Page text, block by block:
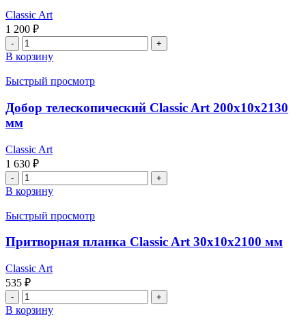
Classic Art
1 200 ₽
Количество
товара
Добор
телескопический
Classic
Art
150x10x2130
мм
В корзину
Быстрый просмотр
Добор телескопический Classic Art 200x10x2130
мм
Classic Art
1 630 ₽
Количество
товара
Добор
телескопический
Classic
Art
200x10x2130
мм
В корзину
Быстрый просмотр
Притворная планка Classic Art 30x10x2100 мм
Classic Art
535 ₽
Количество
товара
Притворная
В корзину